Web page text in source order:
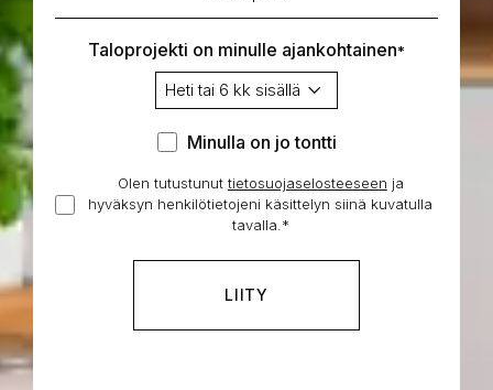
Taloprojekti on minulle ajankohtainen*
Minulla
jo
tontti
Minulla on jo tontti
Hyväksyn
henkilötietojeni
*
Olen tutustunut tietosuojaselosteeseen ja
hyväksyn henkilötietojeni käsittelyn siinä kuvatulla
tavalla. *